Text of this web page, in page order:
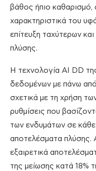
βάθος ήπιο καθαρισμό,
χαρακτηριστικά του
επίτευξη ταχύτερων
πλύσης.
Η τεχνολογία AI DD
δεδομένων με πάνω από
σχετικά με τη χρήση
ρυθμίσεις που
των ενδυμάτων σε κάθε
αποτελέσματα πλύσης.
εξαιρετικά
της μείωσης κατά 18%